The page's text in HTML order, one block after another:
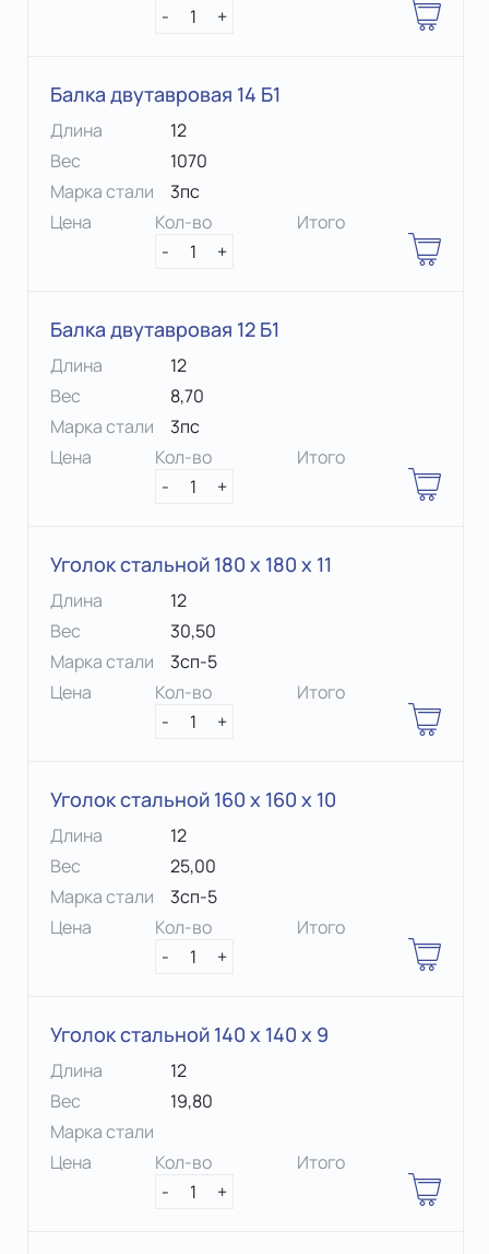
- 1 +
Балка двутавровая 14 Б1
Длина
12
Вес
1070
Марка стали
3пс
Цена
Кол-во
-
1 +
Итого
Балка двутавровая 12 Б1
Длина
12
Вес
8,70
Марка стали
3пс
Цена
Кол-во
-
1 +
Итого
Уголок стальной 180 х 180 x 11
Длина
12
Вес
30,50
Марка стали
3сп-5
Цена
Кол-во
-
1 +
Итого
Уголок стальной 160 х 160 x 10
Длина
12
Вес
25,00
Марка стали
3сп-5
Цена
Кол-во
-
1 +
Итого
Уголок стальной 140 х 140 x 9
Длина
12
Вес
19,80
Марка стали
Цена
Кол-во
-
1 +
Итого